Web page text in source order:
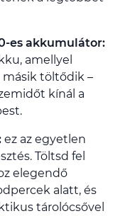
es akkumulátor:
amellyel
másik töltődik –
kínál a
ez az egyetlen
Töltsd fel
elegendő
alatt, és
tárolócsővel